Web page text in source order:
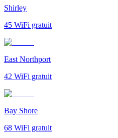
Shirley
45 WiFi gratuit
East Northport
42 WiFi gratuit
Bay Shore
68 WiFi gratuit